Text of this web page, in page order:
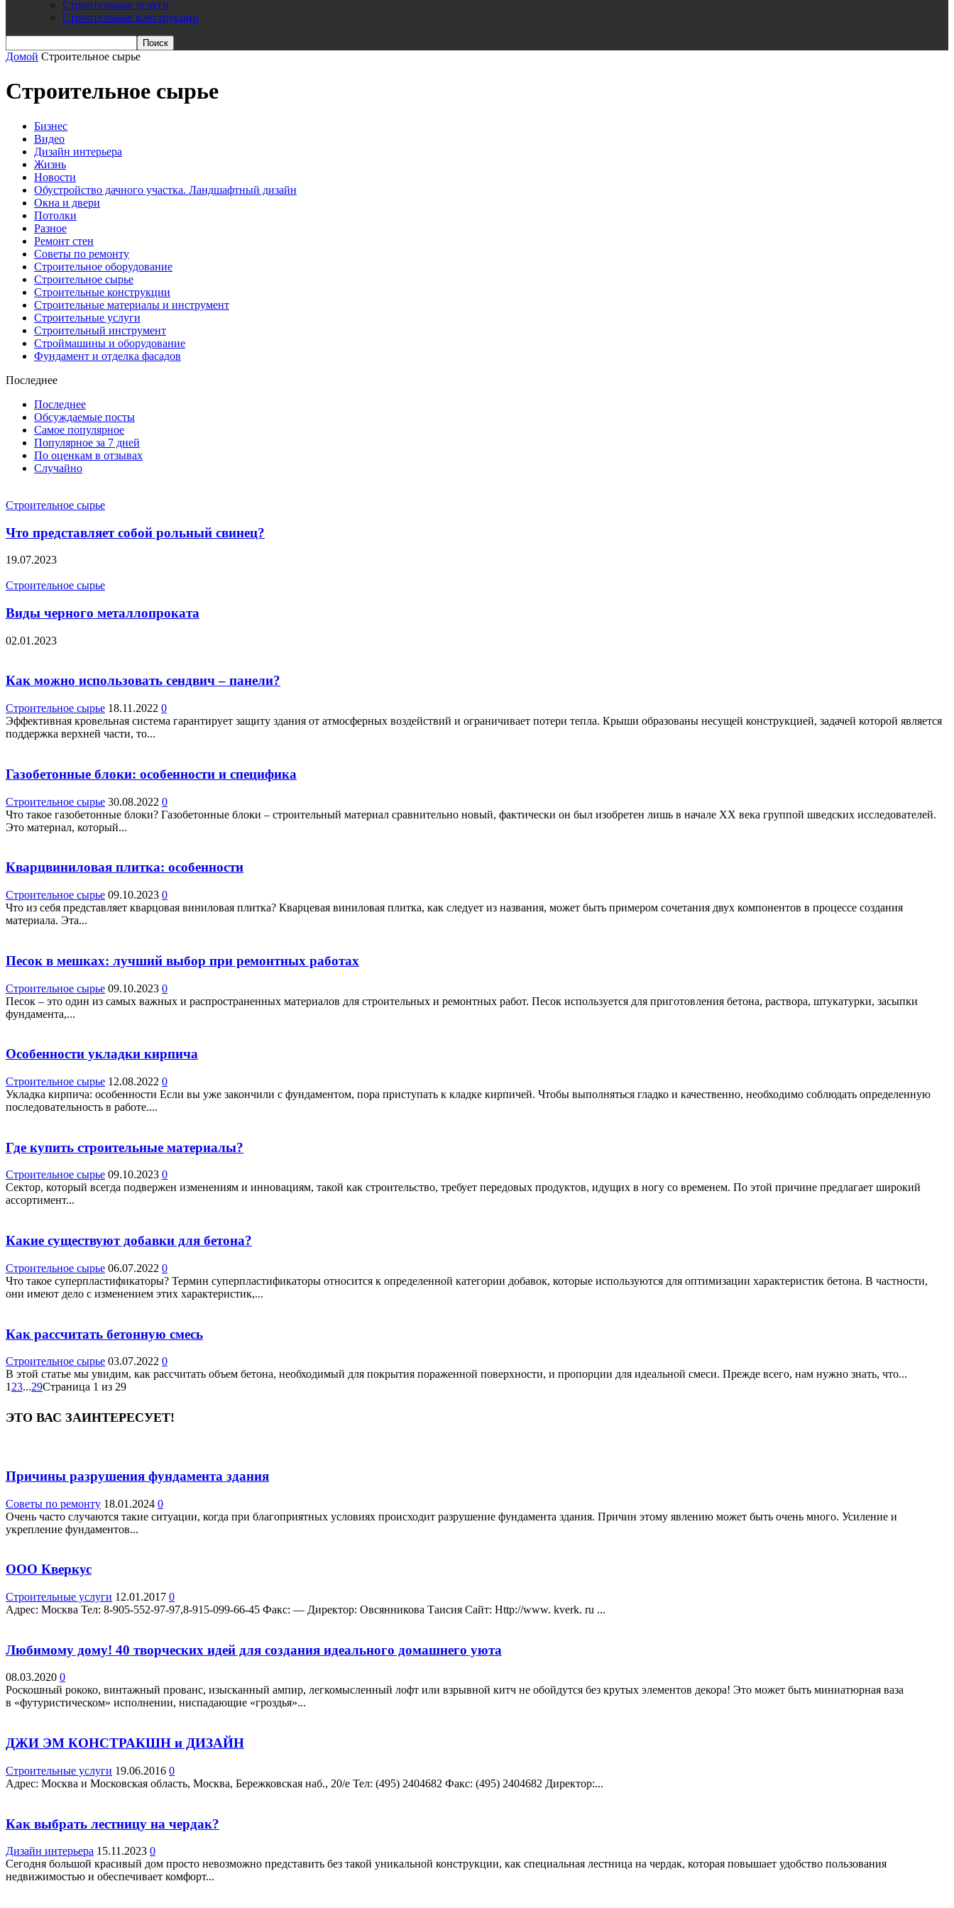
Строительные услуги
Строительные конструкции
Домой Строительное сырье
Строительное сырье
Бизнес
Видео
Дизайн интерьера
Жизнь
Новости
Обустройство дачного участка. Ландшафтный дизайн
Окна и двери
Потолки
Разное
Ремонт стен
Советы по ремонту
Строительное оборудование
Строительное сырье
Строительные конструкции
Строительные материалы и инструмент
Строительные услуги
Строительный инструмент
Строймашины и оборудование
Фундамент и отделка фасадов
Последнее
Последнее
Обсуждаемые посты
Самое популярное
Популярное за 7 дней
По оценкам в отзывах
Случайно
Строительное сырье
Что представляет собой рольный свинец?
19.07.2023
Строительное сырье
Виды черного металлопроката
02.01.2023
Как можно использовать сендвич – панели?
Строительное сырье 18.11.2022 0
Эффективная кровельная система гарантирует защиту здания от атмосферных воздействий и ограничивает потери тепла. Крыши образованы несущей конструкцией, задачей которой является
поддержка верхней части, то...
Газобетонные блоки: особенности и специфика
Строительное сырье 30.08.2022 0
Что такое газобетонные блоки? Газобетонные блоки – строительный материал сравнительно новый, фактически он был изобретен лишь в начале ХХ века группой шведских исследователей.
Это материал, который...
Кварцвиниловая плитка: особенности
Строительное сырье 09.10.2023 0
Что из себя представляет кварцовая виниловая плитка? Кварцевая виниловая плитка, как следует из названия, может быть примером сочетания двух компонентов в процессе создания
материала. Эта...
Песок в мешках: лучший выбор при ремонтных работах
Строительное сырье 09.10.2023 0
Песок – это один из самых важных и распространенных материалов для строительных и ремонтных работ. Песок используется для приготовления бетона, раствора, штукатурки, засыпки
фундамента,...
Особенности укладки кирпича
Строительное сырье 12.08.2022 0
Укладка кирпича: особенности Если вы уже закончили с фундаментом, пора приступать к кладке кирпичей. Чтобы выполняться гладко и качественно, необходимо соблюдать определенную
последовательность в работе....
Где купить строительные материалы?
Строительное сырье 09.10.2023 0
Сектор, который всегда подвержен изменениям и инновациям, такой как строительство, требует передовых продуктов, идущих в ногу со временем. По этой причине предлагает широкий
ассортимент...
Какие существуют добавки для бетона?
Строительное сырье 06.07.2022 0
Что такое суперпластификаторы? Термин суперпластификаторы относится к определенной категории добавок, которые используются для оптимизации характеристик бетона. В частности,
они имеют дело с изменением этих характеристик,...
Как рассчитать бетонную смесь
Строительное сырье 03.07.2022 0
В этой статье мы увидим, как рассчитать объем бетона, необходимый для покрытия пораженной поверхности, и пропорции для идеальной смеси. Прежде всего, нам нужно знать, что...
1 23...29Страница 1 из 29
ЭТО ВАС ЗАИНТЕРЕСУЕТ!
Причины разрушения фундамента здания
Советы по ремонту 18.01.2024 0
Очень часто случаются такие ситуации, когда при благоприятных условиях происходит разрушение фундамента здания. Причин этому явлению может быть очень много. Усиление и
укрепление фундаментов...
ООО Кверкус
Строительные услуги 12.01.2017 0
Адрес: Москва Teл: 8-905-552-97-97,8-915-099-66-45 Факс: — Директор: Овсянникова Таисия Сайт: Http://www. kverk. ru ...
Любимому дому! 40 творческих идей для создания идеального домашнего уюта
08.03.2020 0
Роскошный рококо, винтажный прованс, изысканный ампир, легкомысленный лофт или взрывной китч не обойдутся без крутых элементов декора! Это может быть миниатюрная ваза
в «футуристическом» исполнении, ниспадающие «гроздья»...
ДЖИ ЭМ КОНСТРАКШН и ДИЗАЙН
Строительные услуги 19.06.2016 0
Адрес: Москва и Московская область, Москва, Бережковская наб., 20/е Teл: (495) 2404682 Факс: (495) 2404682 Директор:...
Как выбрать лестницу на чердак?
Дизайн интерьера 15.11.2023 0
Сегодня большой красивый дом просто невозможно представить без такой уникальной конструкции, как специальная лестница на чердак, которая повышает удобство пользования
недвижимостью и обеспечивает комфорт...